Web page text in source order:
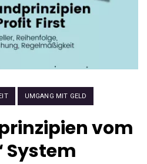
UMGANG MIT GELD
vom
System